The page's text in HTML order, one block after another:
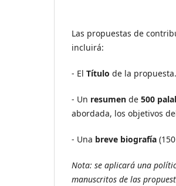
Las propuestas de
incluirá:
- El Título de la propuesta.
- Un resumen de 500
abordada, los objetivos
- Una breve biografía
Nota: se aplicará una
manuscritos de las